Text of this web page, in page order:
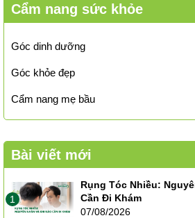
Cẩm nang sức khỏe
Góc dinh dưỡng
Góc khỏe đẹp
Cẩm nang mẹ bầu
Bài viết mới
1
Rụng Tóc Nhiều:
Cần Đi Khám
07/08/2026